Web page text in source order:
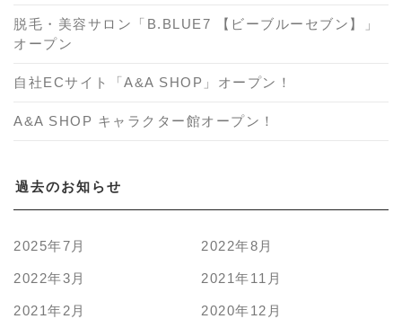
脱毛・美容サロン「B.BLUE7 【ビーブルーセブン】」
オープン
自社ECサイト「A&A SHOP」オープン！
A&A SHOP キャラクター館オープン！
過去のお知らせ
2025年7月 2022年8月
2022年3月 2021年11月
2021年2月 2020年12月